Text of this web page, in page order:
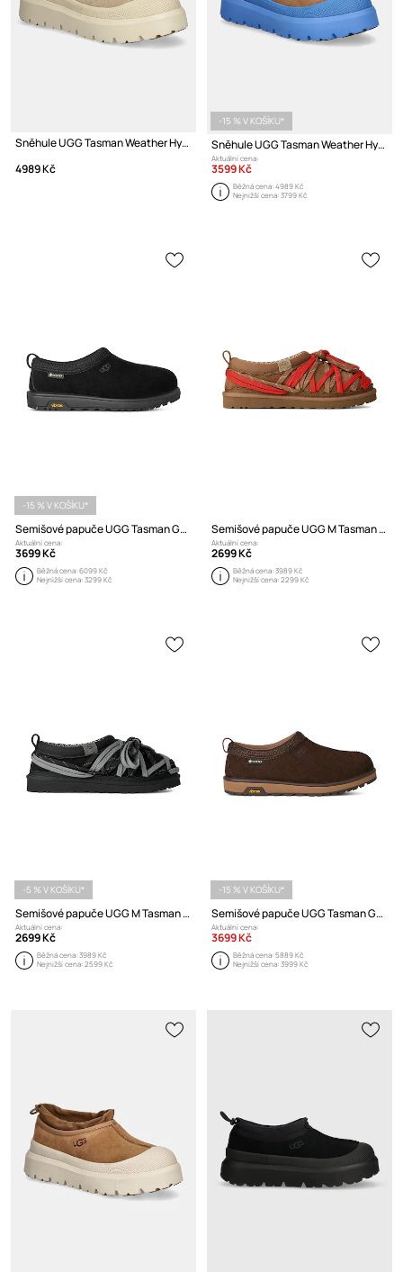
Sněhule UGG Tasman Weather Hybrid
4989 Kč
-15 % V KOŠÍKU*
Sněhule UGG Tasman Weather Hybrid
Aktuální cena:
3599 Kč
Běžná cena:4989 Kč
Nejnižší cena:3799 Kč
-15 % V KOŠÍKU*
Semišové papuče UGG Tasman GTX
Aktuální cena:
3699 Kč
Běžná cena:6099 Kč
Nejnižší cena:3299 Kč
Semišové papuče UGG M Tasman Lace
Aktuální cena:
2699 Kč
Běžná cena:3989 Kč
Nejnižší cena:2299 Kč
-5 % V KOŠÍKU*
Semišové papuče UGG M Tasman Lace
Aktuální cena:
2699 Kč
Běžná cena:3989 Kč
Nejnižší cena:2599 Kč
-15 % V KOŠÍKU*
Semišové papuče UGG Tasman GTX
Aktuální cena:
3699 Kč
Běžná cena:5889 Kč
Nejnižší cena:3999 Kč